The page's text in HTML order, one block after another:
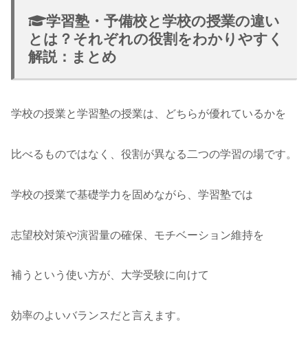
学習塾・予備校と学校の授業の違い
とは？それぞれの役割をわかりやすく
解説：まとめ
学校の授業と学習塾の授業は、どちらが優れているかを
比べるものではなく、役割が異なる二つの学習の場です。
学校の授業で基礎学力を固めながら、学習塾では
志望校対策や演習量の確保、モチベーション維持を
補うという使い方が、大学受験に向けて
効率のよいバランスだと言えます。